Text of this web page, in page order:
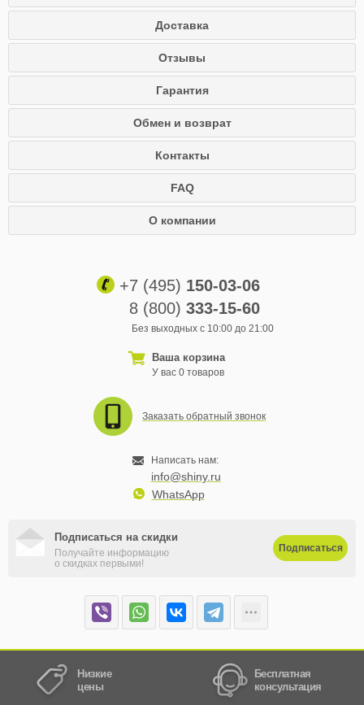
Доставка
Отзывы
Гарантия
Обмен и возврат
Контакты
FAQ
О компании
+7 (495) 150-03-06
8 (800) 333-15-60
Без выходных с 10:00 до 21:00
Ваша корзина
У вас 0 товаров
Заказать обратный звонок
Написать нам:
info@shiny.ru
WhatsApp
Подписаться на скидки
Получайте информацию
о скидках первыми!
Подписаться
Низкие
цены
Бесплатная
консультация